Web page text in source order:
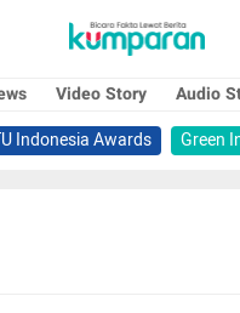
Video Story Audio
Indonesia Awards
Green